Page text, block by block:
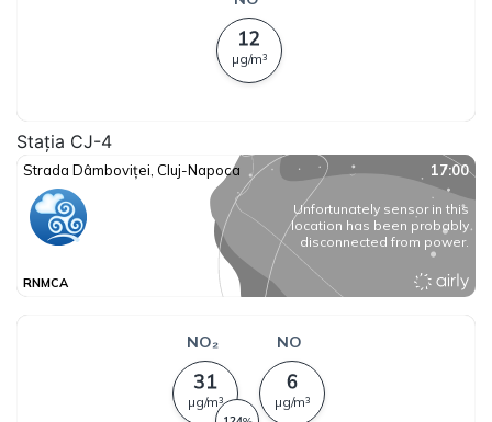
Stația CJ-4